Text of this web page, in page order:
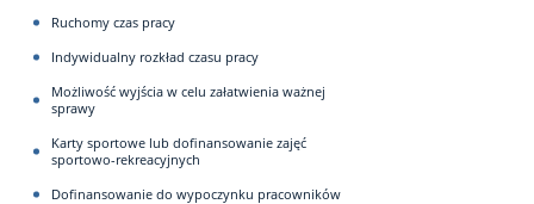
Ruchomy czas pracy
Indywidualny rozkład czasu pracy
Możliwość wyjścia w celu załatwienia ważnej
sprawy
Karty sportowe lub dofinansowanie zajęć
sportowo-rekreacyjnych
Dofinansowanie do wypoczynku pracowników